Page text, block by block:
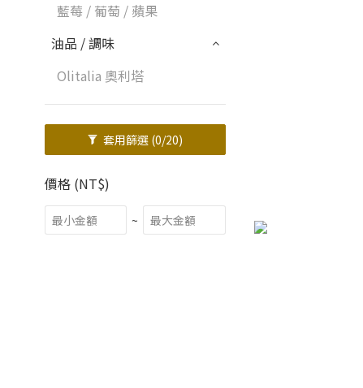
藍莓 / 葡萄 / 蘋果
油品 / 調味
Olitalia 奧利塔
套用篩選 (0/20)
價格 (NT$)
~